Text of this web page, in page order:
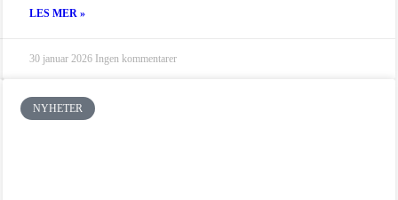
LES MER »
30 januar 2026 Ingen kommentarer
NYHETER